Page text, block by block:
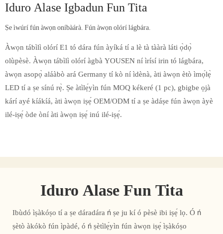
Iduro Alase Igbadun Fun Tita
Ṣe ìwúrí fún àwọn oníbàárà. Fún àwọn olórí lágbára.
Àwọn tábìlì olórí E1 tó dára fún àyíká tí a lè tà tààrà láti ọ̀dọ̀
olùpèsè. Àwọn tábìlì olórí àgbà YOUSEN ní ìrísí irin tó lágbára,
àwọn asopọ̀ aláàbò ará Germany tí kò ní ìdènà, àti àwọn ètò ìmọ́lẹ̀
LED tí a ṣe sínú rẹ̀. Ṣe àtìlẹ́yìn fún MOQ kékeré (1 pc), gbigbe ọjà
kárí ayé kíákíá, àti àwọn iṣẹ́ OEM/ODM tí a ṣe àdáṣe fún àwọn àyè
ilé-iṣẹ́ òde òní àti àwọn iṣẹ́ inú ilé-iṣẹ́.
Iduro Alase Fun Tita
Ibùdó ìṣàkóṣo tí a ṣe dáradára ń ṣe ju kí ó pèsè ibi iṣẹ́ lọ. Ó ń
ṣètò àkókò fún ìpàdé, ó ń ṣètìlẹ́yìn fún àwọn iṣẹ́ ìṣàkóṣo